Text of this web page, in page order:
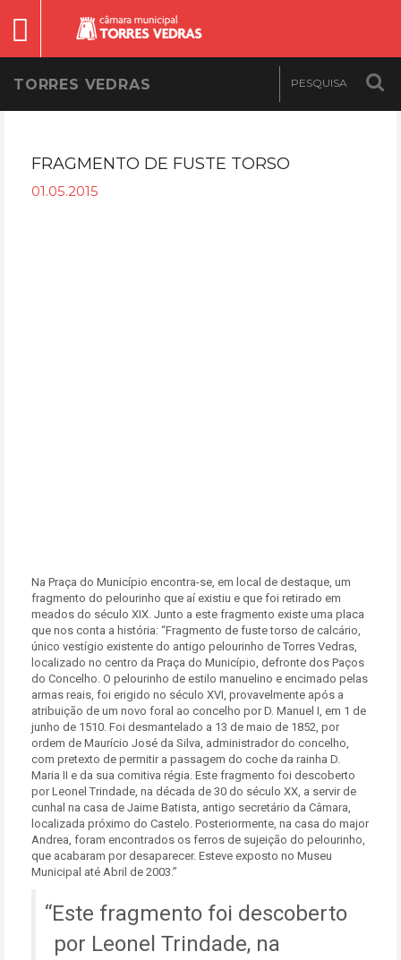
TORRES VEDRAS
FRAGMENTO DE FUSTE TORSO
01.05.2015
Na Praça do Município encontra-se, em local de destaque, um
fragmento do pelourinho que aí existiu e que foi retirado em
meados do século XIX. Junto a este fragmento existe uma placa
que nos conta a história: “Fragmento de fuste torso de calcário,
único vestígio existente do antigo pelourinho de Torres Vedras,
localizado no centro da Praça do Município, defronte dos Paços
do Concelho. O pelourinho de estilo manuelino e encimado pelas
armas reais, foi erigido no século XVI, provavelmente após a
atribuição de um novo foral ao concelho por D. Manuel I, em 1 de
junho de 1510. Foi desmantelado a 13 de maio de 1852, por
ordem de Maurício José da Silva, administrador do concelho,
com pretexto de permitir a passagem do coche da rainha D.
Maria II e da sua comitiva régia. Este fragmento foi descoberto
por Leonel Trindade, na década de 30 do século XX, a servir de
cunhal na casa de Jaime Batista, antigo secretário da Câmara,
localizada próximo do Castelo. Posteriormente, na casa do major
Andrea, foram encontrados os ferros de sujeição do pelourinho,
que acabaram por desaparecer. Esteve exposto no Museu
Municipal até Abril de 2003.”
Este fragmento foi descoberto
por Leonel Trindade, na